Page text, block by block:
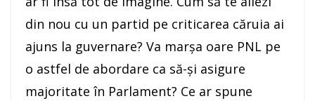
din nou cu un partid pe criticarea căruia ai
ajuns la guvernare? Va marșa oare PNL pe
o astfel de abordare ca să-și asigure
majoritate în Parlament? Ce ar spune